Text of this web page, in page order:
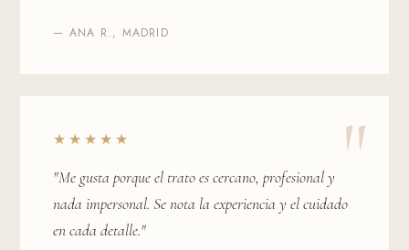
— ANA R., MADRID
★★★★★
"Me gusta porque el trato es cercano, profesional y
nada impersonal. Se nota la experiencia y el cuidado
en cada detalle."